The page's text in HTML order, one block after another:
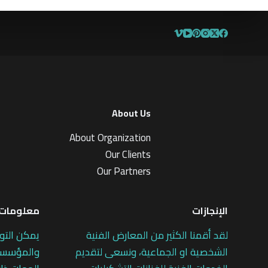
About Us
About Organization
Our Clients
Our Partners
الإنجازات
لقد أقمنا الكثير من المعارض الفنية
الشخصية او الجماعية، ونسعى لتقديم
يمكن